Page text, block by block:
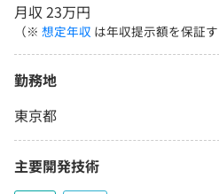
月収 23万円
（※ 想定年収 は年収提示額を保証
勤務地
東京都
主要開発技術